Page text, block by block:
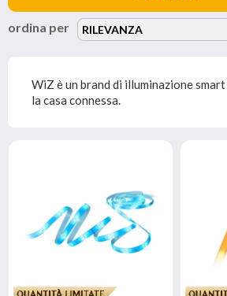
ordina per
WiZ è un brand di illuminazione
la casa connessa.